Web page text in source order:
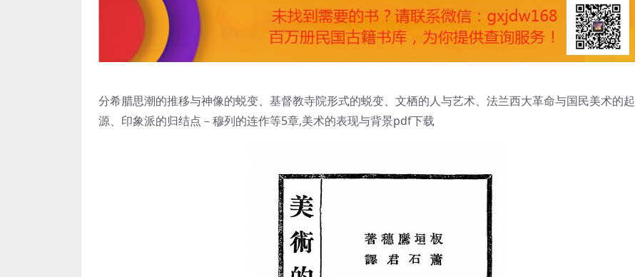
分希腊思潮的推移与神像的蜕变、基督教寺院形式的蜕变、文栖的人与艺术、法兰西大革命与国民美术的起
源、印象派的归结点－穆列的连作等5章,美术的表现与背景pdf下载